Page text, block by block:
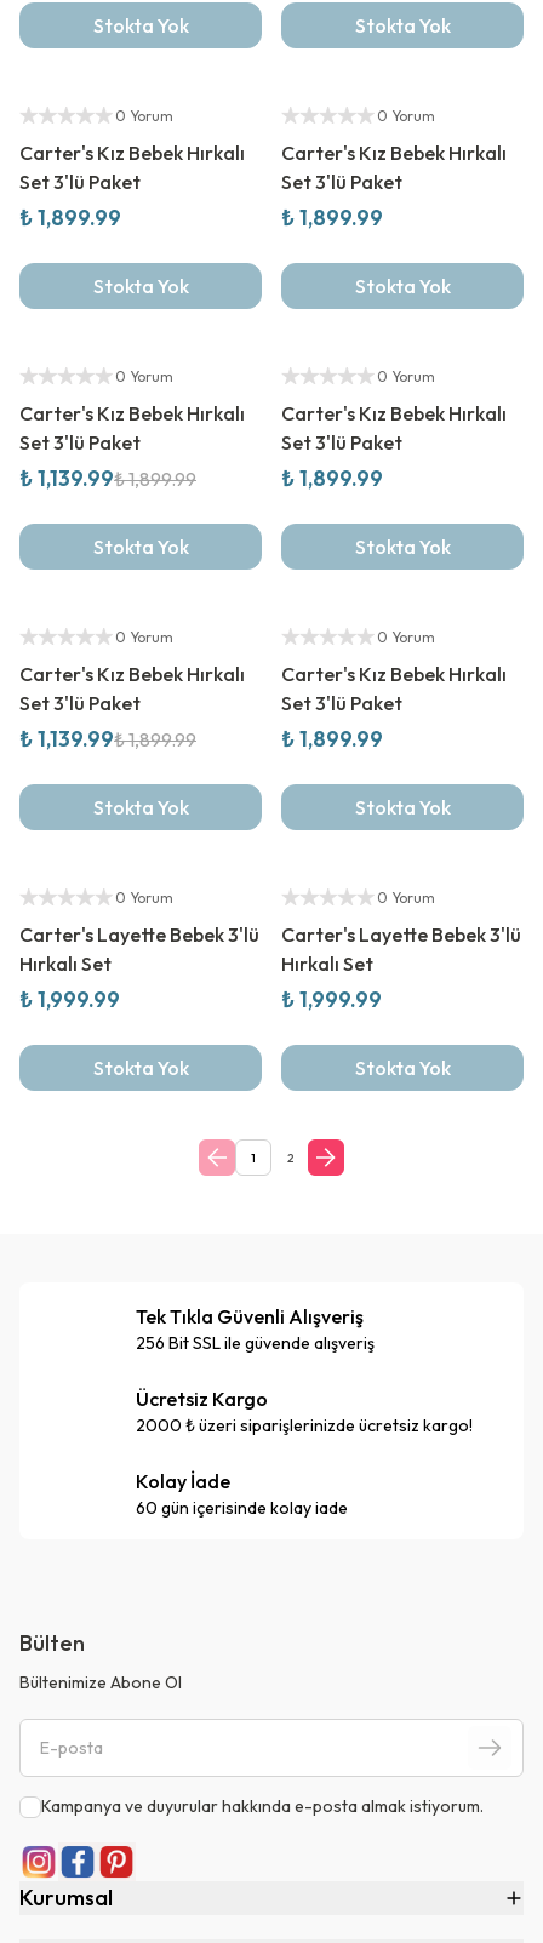
Stokta Yok Stokta Yok
0 Yorum
Carter's Kız Bebek Hırkalı
Set 3'lü Paket
₺ 1,899.99
Stokta Yok
0 Yorum
Carter's Kız Bebek Hırkalı
Set 3'lü Paket
₺ 1,899.99
Stokta Yok
Yetkili Satıcı
0 Yorum
Carter's Kız Bebek Hırkalı
Set 3'lü Paket
₺ 1,139.99₺ 1,899.99
Stokta Yok
0 Yorum
Carter's Kız Bebek Hırkalı
Set 3'lü Paket
₺ 1,899.99
Stokta Yok
Yetkili Satıcı
0 Yorum
Carter's Kız Bebek Hırkalı
Set 3'lü Paket
₺ 1,139.99₺ 1,899.99
Stokta Yok
0 Yorum
Carter's Kız Bebek Hırkalı
Set 3'lü Paket
₺ 1,899.99
Stokta Yok
0 Yorum
Carter's Layette Bebek 3'lü
Hırkalı Set
₺ 1,999.99
Stokta Yok
0 Yorum
Carter's Layette Bebek 3'lü
Hırkalı Set
₺ 1,999.99
Stokta Yok
1 2
Tek Tıkla Güvenli Alışveriş
256 Bit SSL ile güvende alışveriş
Ücretsiz Kargo
2000 ₺ üzeri siparişlerinizde ücretsiz kargo!
Kolay İade
60 gün içerisinde kolay iade
Bülten
Bültenimize Abone Ol
Kampanya ve duyurular hakkında e-posta almak istiyorum.
Kurumsal